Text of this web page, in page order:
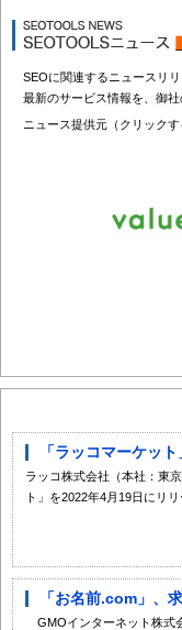
SEOに関連するニュースリ
最新のサービス情報を、御
ニュース提供元（クリック
「ラッコマーケッ
ラッコ株式会社（本社：東
ト」を2022年4月19日にリ
「お名前.com」、
GMOインターネット株式